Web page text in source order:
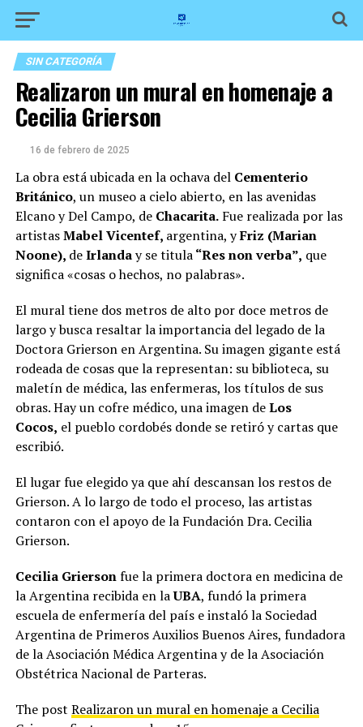
SIN CATEGORÍA
Realizaron un mural en homenaje a
Cecilia Grierson
16 de febrero de 2025
La obra está ubicada en la ochava del Cementerio
Británico, un museo a cielo abierto, en las avenidas
Elcano y Del Campo, de Chacarita.Fue realizada por las
artistasMabel Vicentef, argentina, yFriz (Marian
Noone), deIrlanday se titula“Res non verba”, que
significa «cosas o hechos, no palabras».
El mural tiene dos metros de alto por doce metros de
largo y busca resaltar la importancia del legado de la
Doctora Grierson en Argentina. Su imagen gigante está
rodeada de cosas que la representan: su biblioteca, su
maletín de médica, las enfermeras, los títulos de sus
obras. Hay un cofre médico, una imagen deLos
Cocos, el pueblo cordobés donde se retiró y cartas que
escribió.
El lugar fue elegido ya que ahí descansan los restos de
Grierson. A lo largo de todo el proceso, las artistas
contaron con el apoyo de la Fundación Dra. Cecilia
Grierson.
Cecilia Griersonfue la primera doctora en medicina de
la Argentina recibida en laUBA, fundó la primera
escuela de enfermería del país e instaló la Sociedad
Argentina de Primeros Auxilios Buenos Aires, fundadora
de la Asociación Médica Argentina y de la Asociación
Obstétrica Nacional de Parteras.
The post Realizaron un mural en homenaje a Cecilia